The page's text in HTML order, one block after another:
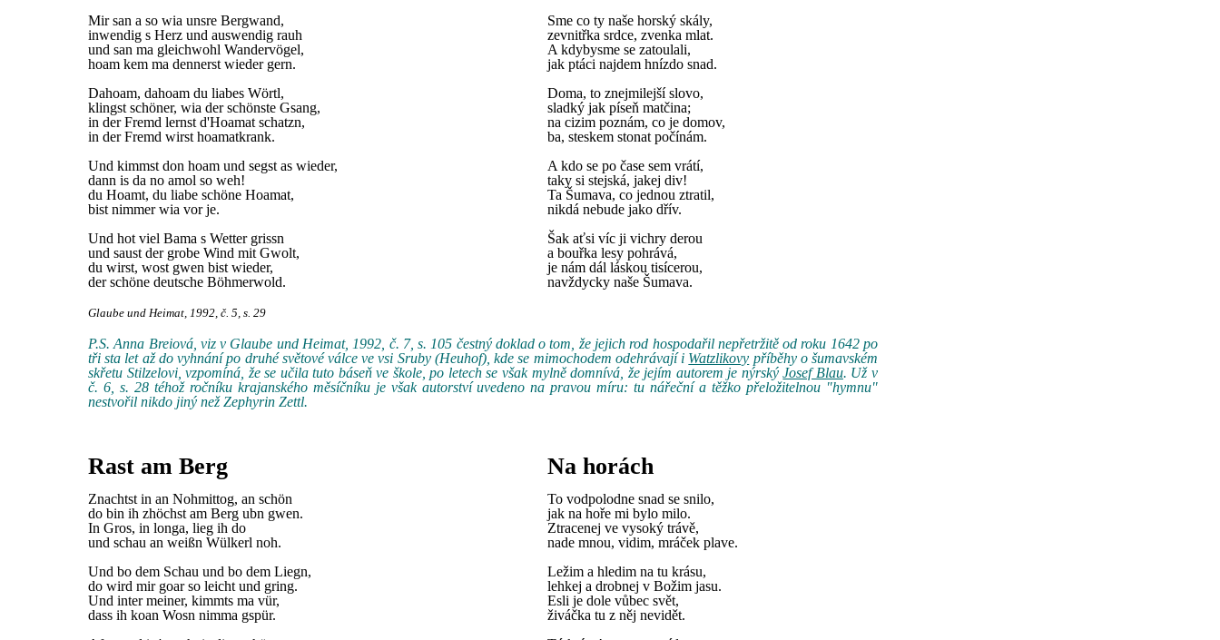
Mir san a so wia unsre Bergwand,
inwendig s Herz und auswendig rauh
und san ma gleichwohl Wandervögel,
hoam kem ma dennerst wieder gern.
Dahoam, dahoam du liabes Wörtl,
klingst schöner, wia der schönste Gsang,
in der Fremd lernst d'Hoamat schatzn,
in der Fremd wirst hoamatkrank.
Und kimmst don hoam und segst as wieder,
dann is da no amol so weh!
du Hoamt, du liabe schöne Hoamat,
bist nimmer wia vor je.
Und hot viel Bama s Wetter grissn
und saust der grobe Wind mit Gwolt,
du wirst, wost gwen bist wieder,
der schöne deutsche Böhmerwold.
Sme co ty naše horský skály,
zevnitřka srdce, zvenka mlat.
A kdybysme se zatoulali,
jak ptáci najdem hnízdo snad.
Doma, to znejmilejší slovo,
sladký jak píseň matčina;
na cizim poznám, co je domov,
ba, steskem stonat počínám.
A kdo se po čase sem vrátí,
taky si stejská, jakej div!
Ta Šumava, co jednou ztratil,
nikdá nebude jako dřív.
Šak aťsi víc ji vichry derou
a bouřka lesy pohrává,
je nám dál láskou tisícerou,
navždycky naše Šumava.
Glaube und Heimat, 1992, č. 5, s. 29
P.S. Anna Breiová, viz v Glaube und Heimat, 1992, č. 7, s. 105 čestný doklad o tom, že jejich rod hospodařil nepřetržitě od roku 1642 po
tři sta let až do vyhnání po druhé světové válce ve vsi Sruby (Heuhof), kde se mimochodem odehrávají i Watzlikovy příběhy o šumavském
skřetu Stilzelovi, vzpomíná, že se učila tuto báseň ve škole, po letech se však mylně domnívá, že jejím autorem je nýrskýJosef Blau. Už v
č. 6, s. 28 téhož ročníku krajanského měsíčníku je však autorství uvedeno na pravou míru: tu nářeční a těžko přeložitelnou "hymnu"
nestvořil nikdo jiný než Zephyrin Zettl.
Rast am Berg
Znachtst in an Nohmittog, an schön
do bin ih zhöchst am Berg ubn gwen.
In Gros, in longa, lieg ih do
und schau an weißn Wülkerl noh.
Und bo dem Schau und bo dem Liegn,
do wird mir goar so leicht und gring.
Und inter meiner, kimmts ma vür,
dass ih koan Wosn nimma gspür.
Na horách
To vodpolodne snad se snilo,
jak na hoře mi bylo milo.
Ztracenej ve vysoký trávě,
nade mnou, vidim, mráček plave.
Ležim a hledim na tu krásu,
lehkej a drobnej v Božim jasu.
Esli je dole vůbec svět,
živáčka tu z něj nevidět.